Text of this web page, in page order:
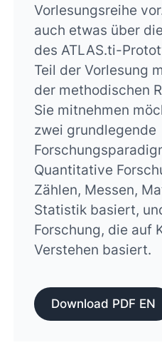
Vorlesungsreihe
auch etwas über
des ATLAS.ti-
Teil der Vorlesung
der methodischen
Sie mitnehmen
zwei grundlegende
Quantitative
Zählen, Messen,
Statistik basiert,
Forschung, die auf
Verstehen basiert.
Download PDF EN